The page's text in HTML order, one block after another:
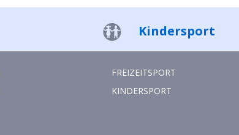
Kindersport
FREIZEITSPORT
KINDERSPORT